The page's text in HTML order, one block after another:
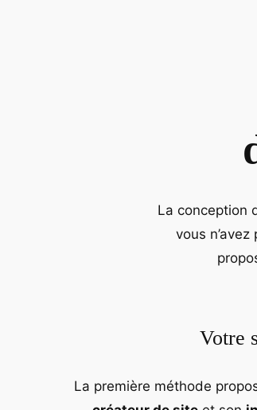
La conception
vous
Votre
La première méthode